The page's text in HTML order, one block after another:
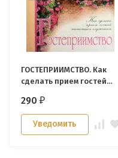
ГОСТЕПРИИМСТВО. Как
сделать прием гостей
Ненси Ван-Пелт
290₽
Уведомить